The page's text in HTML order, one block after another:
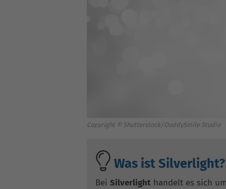
Copyright © Shutterstock/OoddySmile Studio
Was ist Silverlight?
Bei Silverlight handelt es sich